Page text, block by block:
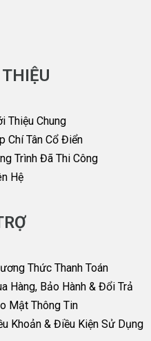
Thiệu Chung
Chí Tân Cổ Điển
Trình Đã Thi Công
Hệ
Thức Thanh Toán
Hàng, Bảo Hành & Đổi Trả
Mật Thông Tin
Khoản & Điều Kiện Sử Dụng